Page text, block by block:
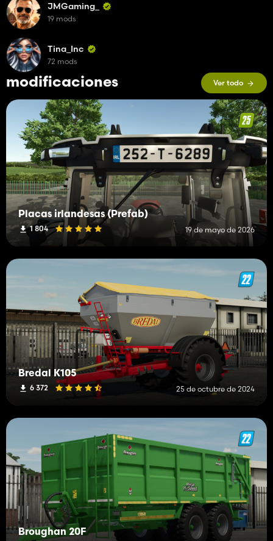
modificaciones Ver todo
Placas irlandesas (Prefab)
1 804 19 de mayo de 2026
Bredal K105
6 372 25 de octubre de 2024
Broughan 20F
JMGaming_
19 mods
Tina_Inc
72 mods